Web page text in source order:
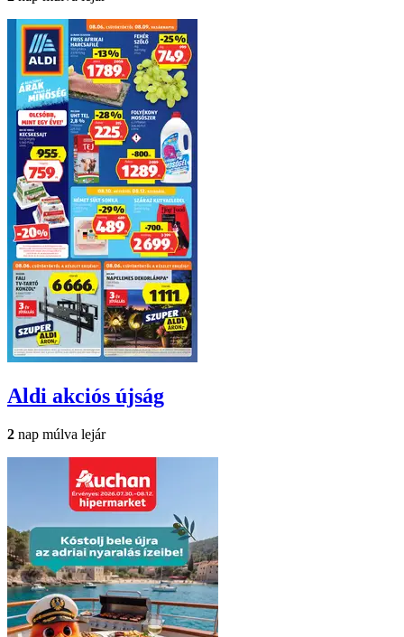
Aldi akciós újság
2 nap múlva lejár